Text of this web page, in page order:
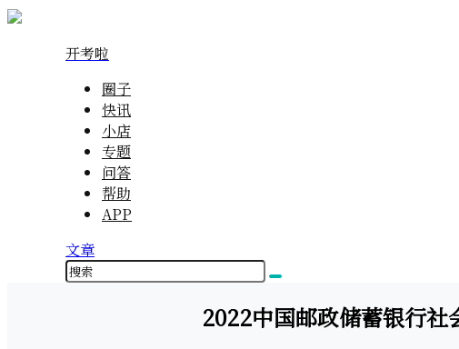
开考啦
圈子
快讯
小店
专题
问答
帮助
APP
文章
2022中国邮政储蓄银行社